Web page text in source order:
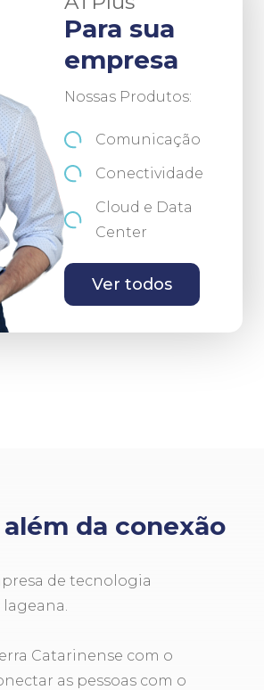
Para sua
empresa
Nossas Produtos:
Comunicação
Conectividade
Cloud e Data
Center
Ver todos
da conexão
de tecnologia
Catarinense com o
as pessoas com o